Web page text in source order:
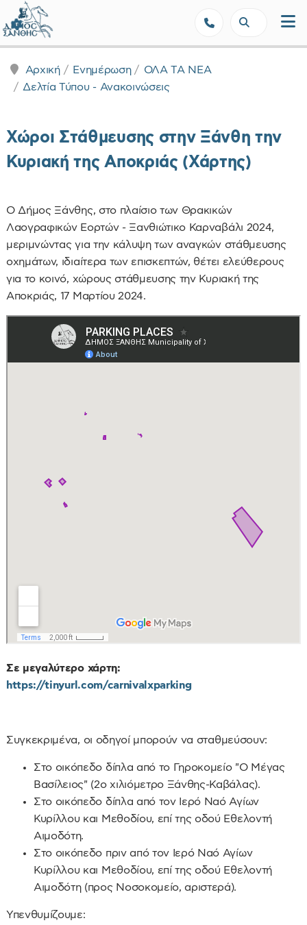
Αρχική Ενημέρωση
ΟΛΑ ΤΑ ΝΕΑ
Δελτία Τύπου - Ανακοινώσεις
Χώροι Στάθμευσης στην Ξάνθη την
Κυριακή της Αποκριάς (Χάρτης)
Ο Δήμος Ξάνθης, στο πλαίσιο των Θρακικών
Λαογραφικών Εορτών - Ξανθιώτικο Καρναβάλι 2024,
μεριμνώντας για την κάλυψη των αναγκών στάθμευσης
οχημάτων, ιδιαίτερα των επισκεπτών, θέτει ελεύθερους
για το κοινό, χώρους στάθμευσης την Κυριακή της
Αποκριάς, 17 Μαρτίου 2024.
Σε μεγαλύτερο χάρτη:
https://tinyurl.com/carnivalxparking
Συγκεκριμένα, οι οδηγοί μπορούν να σταθμεύσουν:
Στο οικόπεδο δίπλα από το Γηροκομείο "Ο Μέγας
Βασίλειος" (2ο χιλιόμετρο Ξάνθης-Καβάλας).
Στο οικόπεδο δίπλα από τον Ιερό Ναό Αγίων
Κυρίλλου και Μεθοδίου, επί της οδού Εθελοντή
Αιμοδότη.
Στο οικόπεδο πριν από τον Ιερό Ναό Αγίων
Κυρίλλου και Μεθοδίου, επί της οδού Εθελοντή
Αιμοδότη (προς Νοσοκομείο, αριστερά).
Υπενθυμίζουμε: